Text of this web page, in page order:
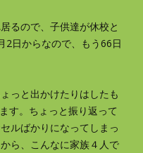
るので、子供達が休校と
2日からなので、もう66日
っと出かけたりはしたも
す。ちょっと振り返って
ルばかりになってしまっ
ら、こんなに家族４人で